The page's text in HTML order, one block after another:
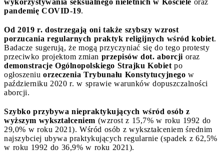
pandemię COVID-19.
Od 2019 r. dostrzegają oni także szybszy wzrost
porzucania regularnych praktyk religijnych wśród kobiet.
Badacze sugerują, że mogą przyczyniać się do tego protesty
przeciwko projektom zmian przepisów dot. aborcji oraz
demonstracje Ogólnopolskiego Strajku Kobiet po
ogłoszeniu orzeczenia Trybunału Konstytucyjnego w
październiku 2020 r. w sprawie warunków dopuszczalności
aborcji.
Szybko przybywa niepraktykujących wśród osób z
wyższym wykształceniem (wzrost z 15,7% w roku 1992 do
29,0% w roku 2021). Wśród osób z wykształceniem średnim
najszybciej ubywa praktykujących regularnie (spadek z 62,5%
w roku 1992 do 36,9% w roku 2021).